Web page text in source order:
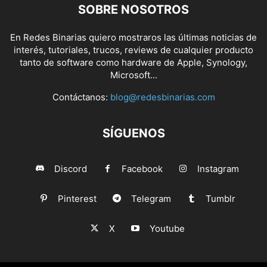
SOBRE NOSOTROS
En Redes Binarias quiero mostraros las últimas noticias de
interés, tutoriales, trucos, reviews de cualquier producto
tanto de software como hardware de Apple, Synology,
Microsoft...
Contáctanos: blog@redesbinarias.com
SÍGUENOS
Discord Facebook Instagram
Pinterest Telegram Tumblr
X Youtube